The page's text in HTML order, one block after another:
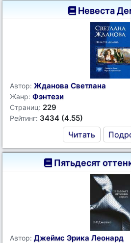
Невеста
Автор: Жданова Светлана
Жанр: Фэнтези
Страниц: 229
Рейтинг: 3434 (4.55)
Читать
Пятьдесят
Автор: Джеймс Эрика Леонард